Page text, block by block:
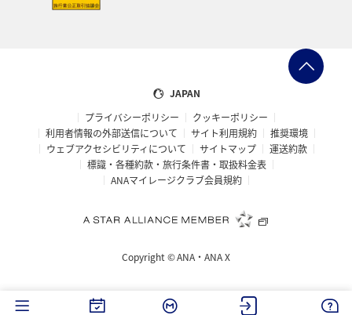
JAPAN
プライバシーポリシー
クッキーポリシー
利用者情報の外部送信について
サイト利用規約
推奨環境
ウェブアクセシビリティについて
サイトマップ
運送約款
標識・各種約款・旅行条件書・取扱料金表
ANAマイレージクラブ会員規約
Copyright ©ANA・ANA X